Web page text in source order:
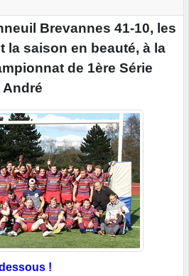
Brevannes 41-10, les
la saison en beauté, à la
de 1ère Série
André
!